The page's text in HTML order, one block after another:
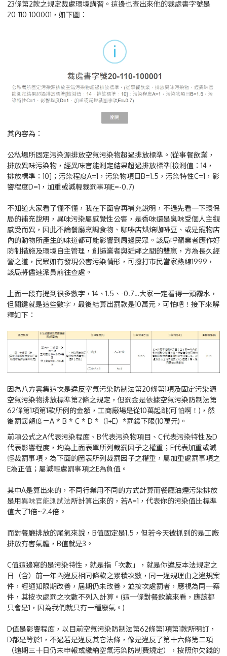
23條第2款之規定裁處環境講習。這邊也查出來他的裁處書字號是
20-110-100001，如下圖：
其內容為：
公私場所固定污染源排放空氣污染物超過排放標準。(從事餐飲業，
排放異味污染物，經異味官能測定結果超過排放標準[檢測值：14，
排放標準：10]；污染程度A=1，污染物項目B=1.5，污染特性C=1，影
響程度D=1，加重或減輕裁罰事項E=-0.7)
不知道大家看了懂不懂，我在下面會再補充說明，不過先看一下環保
局的補充說明，異味污染屬感覺性公害，是香味還是臭味受個人主觀
感受而異，因此不論餐廳烹調食物、咖啡店烘焙咖啡豆、或是寵物店
內的動物所產生的味道都可能影響到周邊民眾。該局呼籲業者應作好
防制措施及環境自主管理，創造業者與近鄰之間的雙贏，方為長久經
營之道，民眾如有發現公害污染情形，可撥打市民當家熱線1999，
該局將儘速派員前往查處。
上面一段有提到很多數字，14、1.5、-0.7…大家一定看得一頭霧水，
但關鍵就是這些數字，最後結算出罰款是10萬元，可怕吧！接下來解
釋如下：
因為八方雲集這次是違反空氣污染防制法第20條第1項及固定污染源
空氣污染物排放標準第2條之規定，但罰金是依據空氣污染防制法第
62條第1項第1款所例的金額，工商廠場是從10萬起跳(可怕啊！)，然
後罰鍰額度＝A * B * C * D *（1+E）*罰鍰下限(10萬元)。
前項公式之A代表污染程度、B代表污染物項目、C代表污染特性及D
代表影響程度，均為上面表單所列裁罰因子之權重；E代表加重或減
輕裁罰事項，為下面的圖表所列裁罰因子之權重，屬加重處罰事項之
E為正值；屬減輕處罰事項之E為負值。
其中A是算出來的，不同行業用不同的方式計算而餐廳油煙污染排放
是用異味官能測試法所計算出來的，若A=1，代表你的污染值比標準
值大了1倍~2.4倍。
而對餐廳排放的尾氣來說，B值固定是1.5，但若今天被抓到的是工廠
排放有害氣體，B值就是3。
C值這邊寫的是污染特性，就是指「次數」，就是你違反本法規定之
日（含）前一年內違反相同條款之累積次數，同一違規理由之違規案
件，經通知限期改善，屆期仍未改善，並按次處罰者，應視為同一案
件，其按次處罰之次數不列入計算。(這一條對餐飲業來看，應該都
只會是1，因為我們就只有一種廢氣。)
D值是影響程度，以目前空氣污染防制法第62條第1項第1款所明訂，
D都是等於1，不過若是違反其它法條，像是違反了第十六條第二項
（逾期三十日仍未申報或繳納空氣污染防制費規定），按照你欠錢的